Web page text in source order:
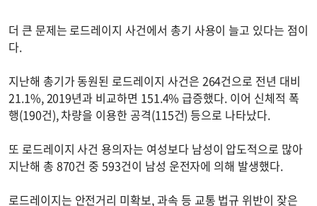
더 큰 문제는 로드레이지 사건에서 총기 사용이 늘고 있다는 점이
다.
지난해 총기가 동원된 로드레이지 사건은 264건으로 전년 대비
21.1%, 2019년과 비교하면 151.4% 급증했다. 이어 신체적 폭
행(190건), 차량을 이용한 공격(115건) 등으로 나타났다.
또 로드레이지 사건 용의자는 여성보다 남성이 압도적으로 많아
지난해 총 870건 중 593건이 남성 운전자에 의해 발생했다.
로드레이지는 안전거리 미확보, 과속 등 교통 법규 위반이 잦은